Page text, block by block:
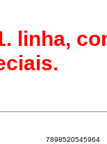
linha,
7898520545964